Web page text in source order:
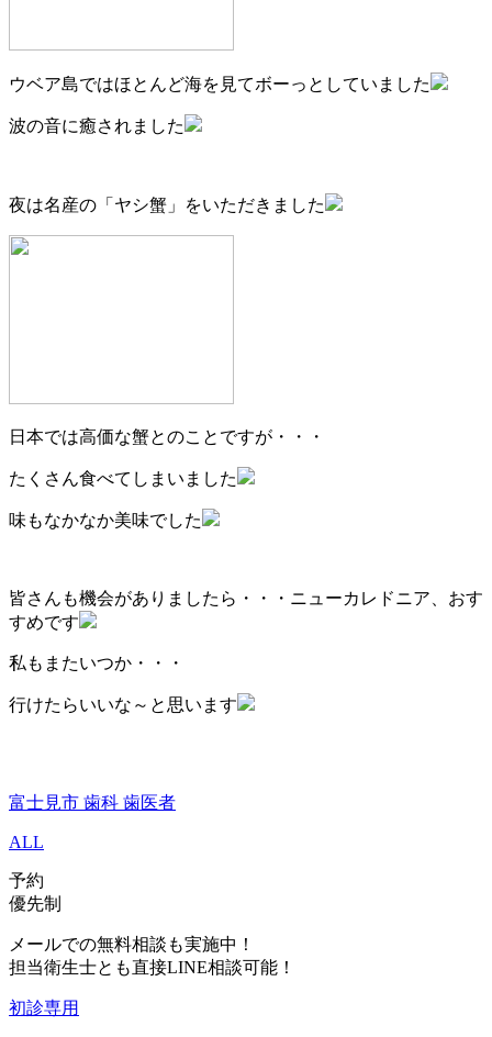
ウベア島ではほとんど海を見てボーっとしていました
波の音に癒されました
夜は名産の「ヤシ蟹」をいただきました
日本では高価な蟹とのことですが・・・
たくさん食べてしまいました
味もなかなか美味でした
皆さんも機会がありましたら・・・ニューカレドニア、おす
すめです
私もまたいつか・・・
行けたらいいな～と思います
富士見市 歯科 歯医者
ALL
予約
優先制
メールでの無料相談も実施中！
担当衛生士とも直接LINE相談可能！
初診専用